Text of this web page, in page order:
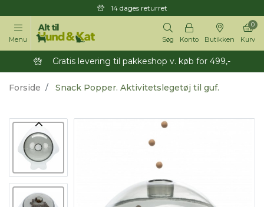
14 dages returret
Menu Søg Konto Butikken Kurv
0
Gratis levering til pakkeshop v. køb for 499,-
Forside Snack Popper. Aktivitetslegetøj til guf.